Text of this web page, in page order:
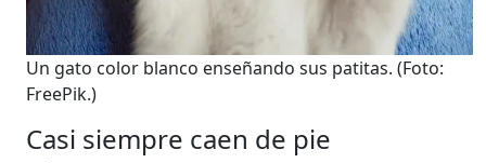
Un gato color blanco enseñando sus patitas. (Foto:
FreePik.)
Casi siempre caen de pie